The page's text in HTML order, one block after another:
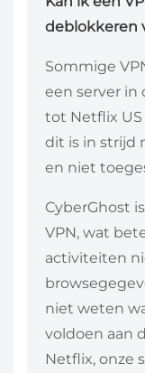
deblokkeren
Sommige
een server in
tot Netflix
dit is in strijd
en niet
CyberGhost
VPN, wat
activiteiten
niet weten
voldoen aan
Netflix, onze